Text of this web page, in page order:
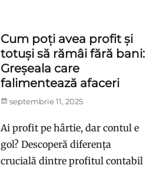
Cum poți avea profit și
totuși să rămâi fără bani:
Greșeala care
falimentează afaceri
Posted
septembrie 11, 2025
Ai profit pe hârtie, dar contul e
gol? Descoperă diferența
crucială dintre profitul contabil